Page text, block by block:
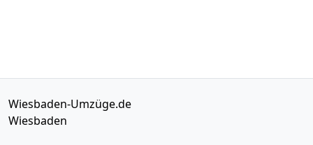
Wiesbaden-Umzüge.de
Wiesbaden